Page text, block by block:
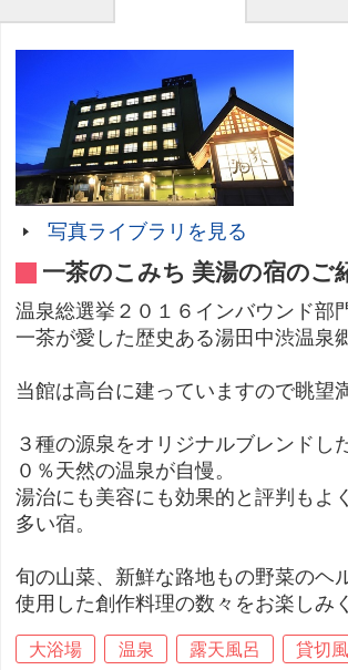
写真ライブラリを見る
一茶のこみち 美湯の宿のご
温泉総選挙２０１６インバウンド部
一茶が愛した歴史ある湯田中渋温泉
当館は高台に建っていますので眺望
３種の源泉をオリジナルブレンドし
０％天然の温泉が自慢。
湯治にも美容にも効果的と評判もよ
多い宿。
旬の山菜、新鮮な路地もの野菜のヘ
使用した創作料理の数々をお楽しみ
大浴場 温泉 露天風呂
貸切